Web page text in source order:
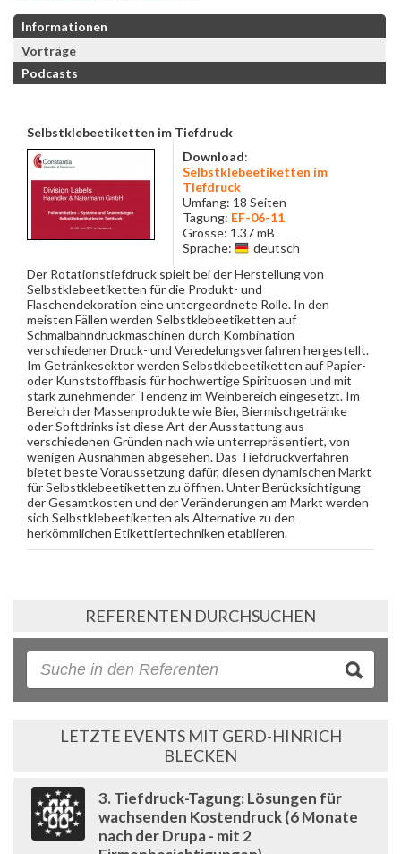
Informationen
Vorträge
Podcasts
Selbstklebeetiketten im Tiefdruck
Download:
Selbstklebeetiketten im
Tiefdruck
Umfang: 18 Seiten
Tagung: EF-06-11
Grösse: 1.37 mB
Sprache:
deutsch
Der Rotationstiefdruck spielt bei der Herstellung von
Selbstklebeetiketten für die Produkt- und
Flaschendekoration eine untergeordnete Rolle. In den
meisten Fällen werden Selbstklebeetiketten auf
Schmalbahndruckmaschinen durch Kombination
verschiedener Druck- und Veredelungsverfahren hergestellt.
Im Getränkesektor werden Selbstklebeetiketten auf Papier-
oder Kunststoffbasis für hochwertige Spirituosen und mit
stark zunehmender Tendenz im Weinbereich eingesetzt. Im
Bereich der Massenprodukte wie Bier, Biermischgetränke
oder Softdrinks ist diese Art der Ausstattung aus
verschiedenen Gründen nach wie unterrepräsentiert, von
wenigen Ausnahmen abgesehen. Das Tiefdruckverfahren
bietet beste Voraussetzung dafür, diesen dynamischen Markt
für Selbstklebeetiketten zu öffnen. Unter Berücksichtigung
der Gesamtkosten und der Veränderungen am Markt werden
sich Selbstklebeetiketten als Alternative zu den
herkömmlichen Etikettiertechniken etablieren.
REFERENTEN DURCHSUCHEN
LETZTE EVENTS MIT GERD-HINRICH
BLECKEN
3. Tiefdruck-Tagung: Lösungen für
wachsenden Kostendruck (6 Monate
nach der Drupa - mit 2